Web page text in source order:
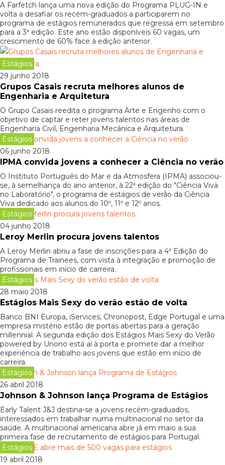
A Farfetch lança uma nova edição do Programa PLUG-IN e
volta a desafiar os recém-graduados a participarem no
programa de estágios remunerados que regressa em setembro
para a 3ª edição. Este ano estão disponíveis 60 vagas, um
crescimento de 60% face à edição anterior.
Estágios
29 junho 2018
Grupos Casais recruta melhores alunos de
Engenharia e Arquitetura
O Grupo Casais reedita o programa Arte e Engenho com o
objetivo de captar e reter jovens talentos nas áreas de
Engenharia Civil, Engenharia Mecânica e Arquitetura.
Estágios
06 junho 2018
IPMA convida jovens a conhecer a Ciência no verão
O Instituto Português do Mar e da Atmosfera (IPMA) associou-
se, à semelhança do ano anterior, à 22ª edição do "Ciência Viva
no Laboratório", o programa de estágios de verão da Ciência
Viva dedicado aos alunos do 10º, 11º e 12º anos.
Estágios
04 junho 2018
Leroy Merlin procura jovens talentos
A Leroy Merlin abriu a fase de inscrições para a 4ª Edição do
Programa de Trainees, com vista à integração e promoção de
profissionais em início de carreira.
Estágios
28 maio 2018
Estágios Mais Sexy do verão estão de volta
Banco BNI Europa, iServices, Chronopost, Edge Portugal e uma
empresa mistério estão de portas abertas para a geração
millennial. A segunda edição dos Estágios Mais Sexy do Verão
powered by Unono está aí à porta e promete dar a melhor
experiência de trabalho aos jovens que estão em início de
carreira.
Estágios
26 abril 2018
Johnson & Johnson lança Programa de Estágios
Early Talent J&J destina-se a jovens recém-graduados,
interessados em trabalhar numa multinacional no setor da
saúde. A multinacional americana abre já em maio a sua
primeira fase de recrutamento de estágios para Portugal.
Estágios
19 abril 2018